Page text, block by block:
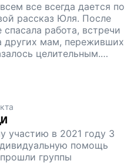
все всегда дается по
рассказ Юля. После
работа, встречи
других мам, переживших
целительным.
помощью к нам
из них хочет
научиться мечтать.
небольшая сумма
Пусть родители
участию в 2021 году 3
помощь
группы